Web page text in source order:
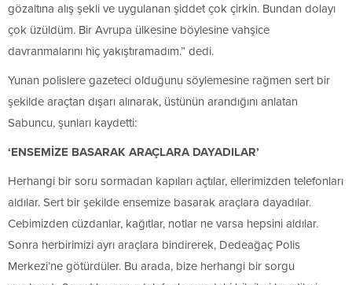
gözaltına alış şekli ve uygulanan şiddet çok çirkin. Bundan dolayı
çok üzüldüm. Bir Avrupa ülkesine böylesine vahşice
davranmalarını hiç yakıştıramadım.” dedi.
Yunan polislere gazeteci olduğunu söylemesine rağmen sert bir
şekilde araçtan dışarı alınarak, üstünün arandığını anlatan
Sabuncu, şunları kaydetti:
‘ENSEMİZE BASARAK ARAÇLARA DAYADILAR’
Herhangi bir soru sormadan kapıları açtılar, ellerimizden telefonları
aldılar. Sert bir şekilde ensemize basarak araçlara dayadılar.
Cebimizden cüzdanlar, kağıtlar, notlar ne varsa hepsini aldılar.
Sonra herbirimizi ayrı araçlara bindirerek, Dedeağaç Polis
Merkezi’ne götürdüler. Bu arada, bize herhangi bir sorgu